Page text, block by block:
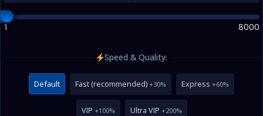
1 8000
Speed & Quality:
Default Fast (recommended) +30% Express +60%
VIP +100% Ultra VIP +200%